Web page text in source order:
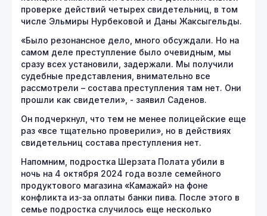
проверке действий четырех свидетельниц, в том
числе Эльмиры Нурбековой и Даны Жаксыгельды.
«Было резонансное дело, много обсуждали. Но на
самом деле преступление было очевидным, мы
сразу всех установили, задержали. Мы получили
судебные представления, внимательно все
рассмотрели – состава преступления там нет. Они
прошли как свидетели», - заявил Саденов.
Он подчеркнул, что тем не менее полицейские еще
раз «все тщательно проверили», но в действиях
свидетельниц состава преступления нет.
Напомним, подростка Шерзата Полата убили в
ночь на 4 октября 2024 года возле семейного
продуктового магазина «Камажай» на фоне
конфликта из-за оплаты банки пива. После этого в
семье подростка случилось еще несколько